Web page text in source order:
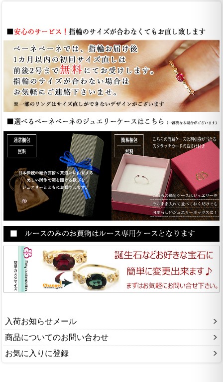
入荷お知らせメール
商品についてのお問い合わせ
お気に入りに登録